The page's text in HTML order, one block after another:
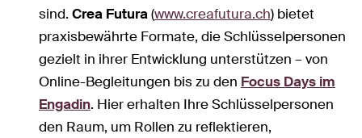
sind. Crea Futura(www.creafutura.ch) bietet
praxisbewährte Formate, die Schlüsselpersonen
gezielt in ihrer Entwicklung unterstützen – von
Online-Begleitungen bis zu den Focus Days im
Engadin. Hier erhalten Ihre Schlüsselpersonen
den Raum, um Rollen zu reflektieren,